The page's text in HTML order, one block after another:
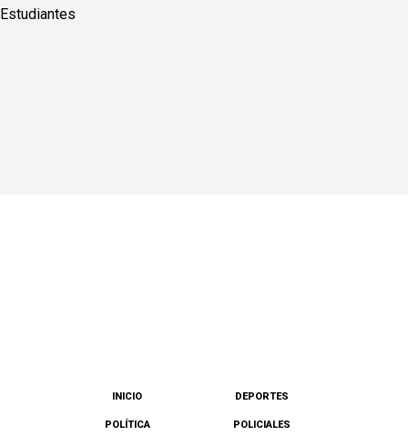
INICIO DEPORTES
POLÍTICA POLICIALES